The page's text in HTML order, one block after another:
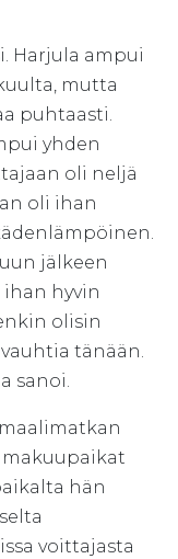
Harjula ampui
mutta
puhtaasti.
yhden
oli neljä
oli ihan
jälkeen
hyvin
olisin
tänään.
sanoi.
makuupaikat
hän
voittajasta